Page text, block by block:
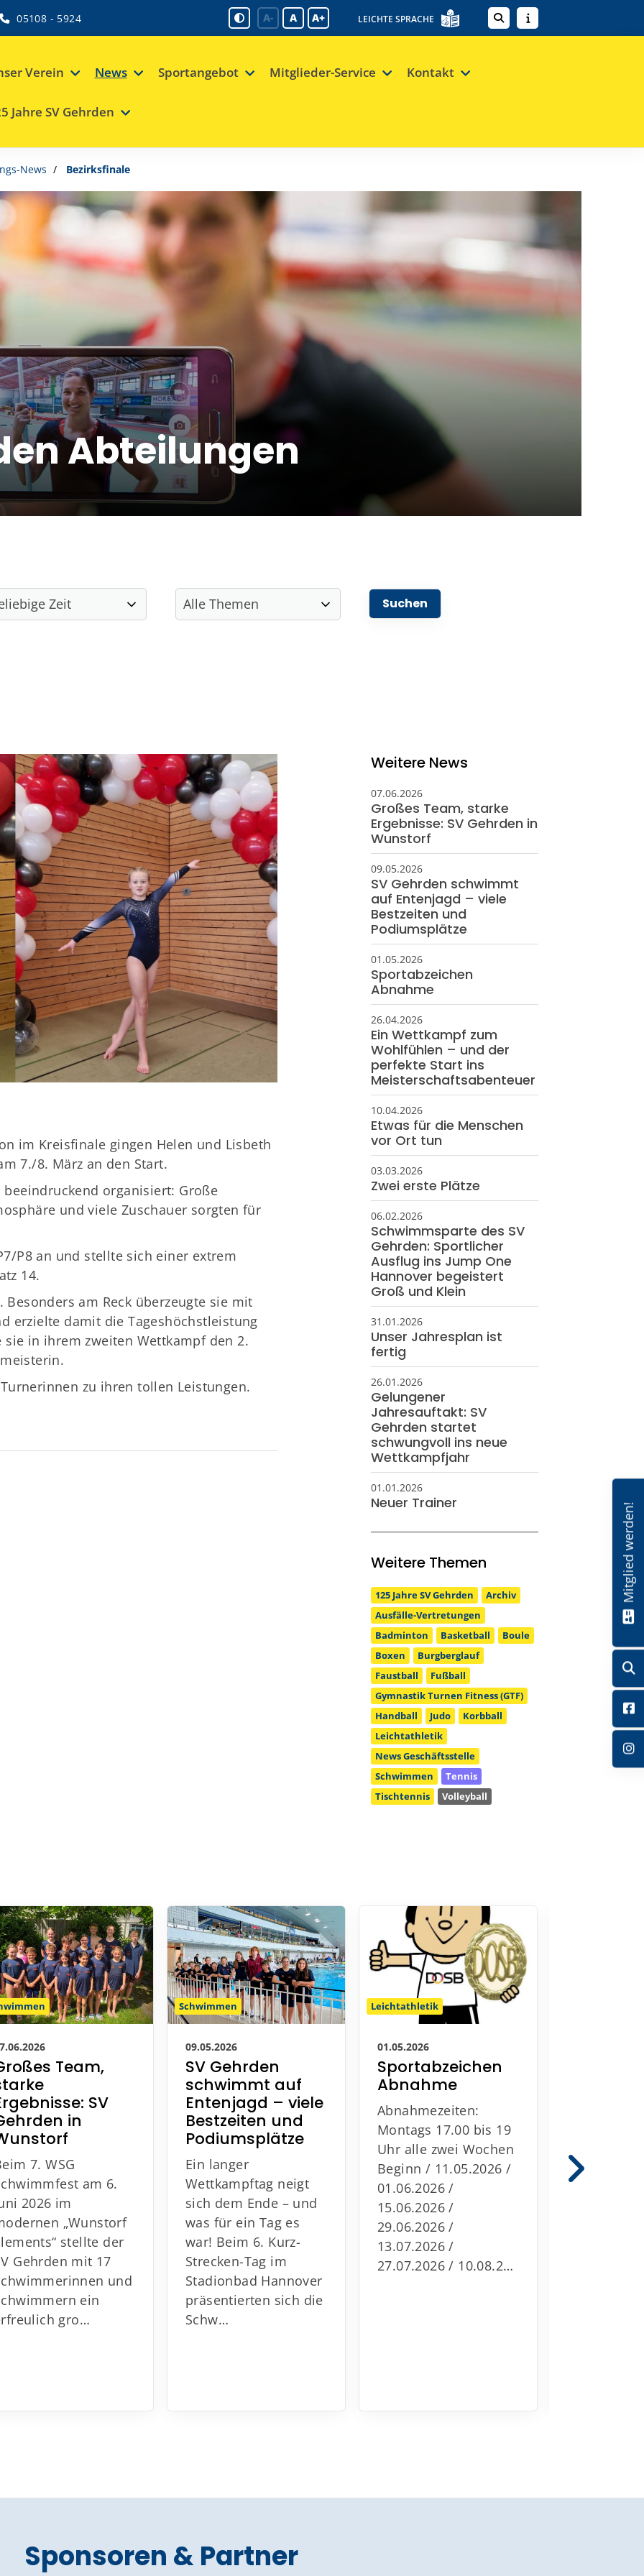
05108 - 5924 A- A A+ LEICHTE SPRACHE
Verein News Sportangebot Mitglieder-Service Kontakt
Jahre SV Gehrden
News Bezirksfinale
Abteilungen
im Kreisfinale gingen Helen und Lisbeth
7./8. März an den Start.
organisiert: Große
und viele Zuschauer sorgten für
P8 an und stellte sich einer extrem
14.
am Reck überzeugte sie mit
erzielte damit die Tageshöchstleistung
sie in ihrem zweiten Wettkampf den 2.
zu ihren tollen Leistungen.
Weitere News
07.06.2026
Großes Team, starke
Ergebnisse: SV Gehrden in
Wunstorf
09.05.2026
SV Gehrden schwimmt
auf Entenjagd – viele
Bestzeiten und
Podiumsplätze
01.05.2026
Sportabzeichen
Abnahme
26.04.2026
Ein Wettkampf zum
Wohlfühlen – und der
perfekte Start ins
Meisterschaftsabenteuer
10.04.2026
Etwas für die Menschen
vor Ort tun
03.03.2026
Zwei erste Plätze
06.02.2026
Schwimmsparte des SV
Gehrden: Sportlicher
Ausflug ins Jump One
Hannover begeistert
Groß und Klein
31.01.2026
Unser Jahresplan ist
fertig
26.01.2026
Gelungener
Jahresauftakt: SV
Gehrden startet
schwungvoll ins neue
Wettkampfjahr
01.01.2026
Neuer Trainer
Weitere Themen
125 Jahre SV Gehrden
Archiv
Ausfälle-Vertretungen
Badminton
Basketball
Boule
Boxen
Burgberglauf
Faustball
Fußball
Gymnastik Turnen Fitness (GTF)
Handball
Judo
Korbball
Leichtathletik
News Geschäftsstelle
Schwimmen
Tennis
Tischtennis
Volleyball
Team,
SV
in
7. WSG
am 6.
2026 im
„Wunstorf
stellte der
Gehrden mit 17
und
ein
gro…
Schwimmen
09.05.2026
SV Gehrden
schwimmt auf
Entenjagd – viele
Bestzeiten und
Podiumsplätze
Ein langer
Wettkampftag neigt
sich dem Ende – und
was für ein Tag es
war! Beim 6. Kurz-
Strecken-Tag im
Stadionbad Hannover
präsentierten sich die
Schw…
Leichtathletik
01.05.2026
Sportabzeichen
Abnahme
Abnahmezeiten:
Montags 17.00 bis 19
Uhr alle zwei Wochen
Beginn / 11.05.2026 /
01.06.2026 /
15.06.2026 /
29.06.2026 /
13.07.2026 /
27.07.2026 / 10.08.2…
enteuer
Was
Sponsoren & Partner
Mitglied werden!
Fragen & Antworten
05108 - 5924